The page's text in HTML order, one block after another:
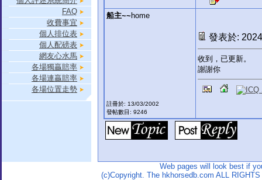
FAQ
收費事宜
個人排位表
個人配磅表
網友心水馬
各場獨贏賠率
各場連贏賠率
各場位置走勢
船主~~ home
註冊於: 13/03/2002
發帖數目: 9246
發表於:
收到，已更新。
謝謝你
Web pages will look best if
(c)Copyright. The hkhorsedb.com ALL